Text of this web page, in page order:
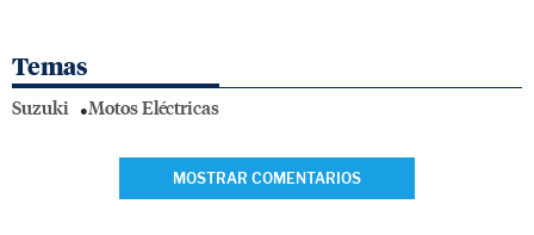
Temas
Suzuki Motos Eléctricas
MOSTRAR COMENTARIOS